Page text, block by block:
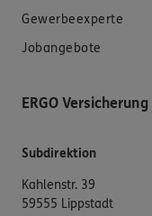
Gewerbeexperte
Jobangebote
ERGO
Subdirektion
Kahlenstr. 39
59555 Lippstadt